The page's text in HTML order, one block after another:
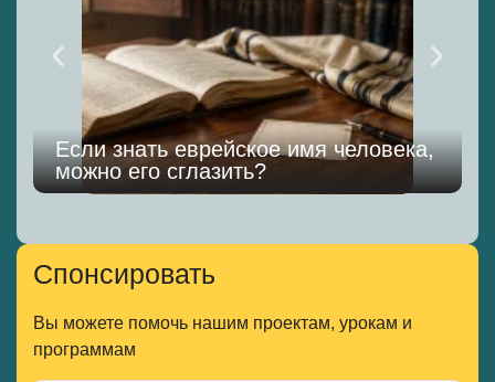
Если знать еврейское имя человека,
можно его сглазить?
Спонсировать
Вы можете помочь нашим проектам, урокам и
программам